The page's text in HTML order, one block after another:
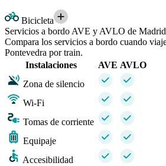
Bicicleta
Servicios a bordo AVE y AVLO de Madrid
Compara los servicios a bordo cuando
Pontevedra por train.
Instalaciones
AVE AVLO
Zona de silencio
Wi-Fi
Tomas de corriente
Equipaje
Accesibilidad